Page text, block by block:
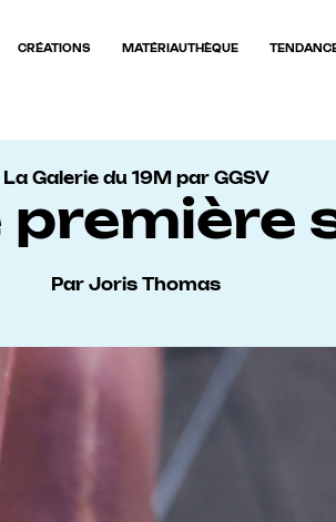
CRÉATIONS MATÉRIAUTHÈQUE
La Galerie du 19M par GGSV
première
Par Joris Thomas